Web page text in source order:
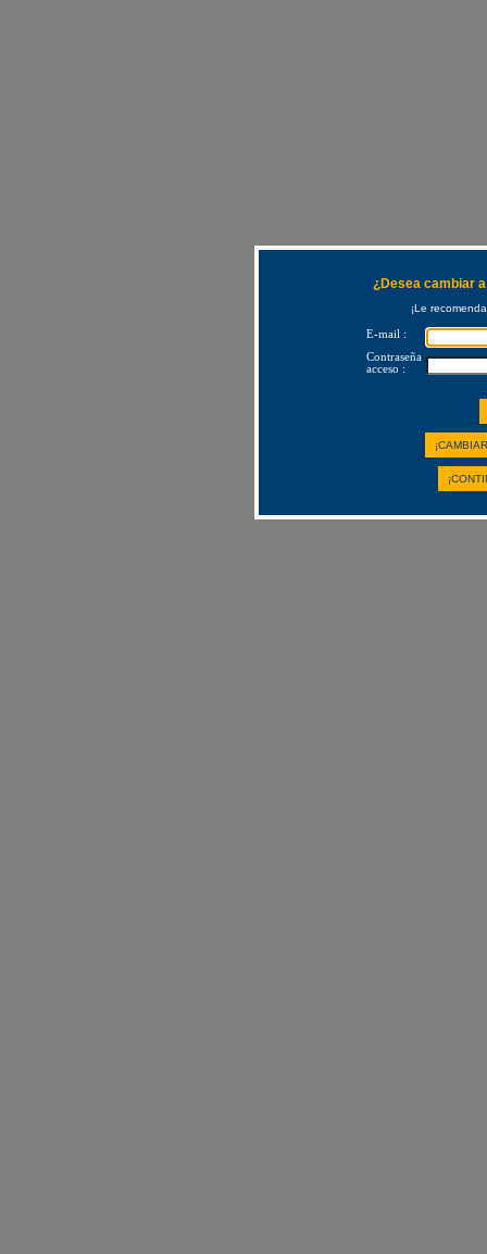
¿Desea cambiar
¡Le
E-mail :
Contraseña
acceso :